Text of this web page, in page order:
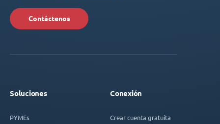
Contáctenos
Soluciones
PYMEs
Conexión
Crear cuenta gratuita